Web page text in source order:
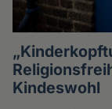
Kindeswohl